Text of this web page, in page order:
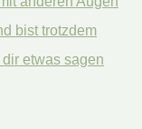
bist trotzdem
etwas sagen